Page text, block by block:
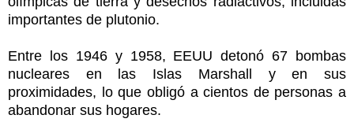
importantes de plutonio.
Entre los 1946 y 1958, EEUU detonó 67 bombas
nucleares en las Islas Marshall y en sus
proximidades, lo que obligó a cientos de personas a
abandonar sus hogares.